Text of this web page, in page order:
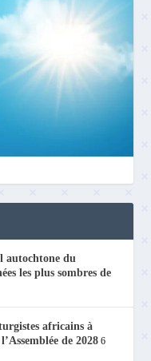
autochtone du
les plus sombres de
africains à
de 2028 6